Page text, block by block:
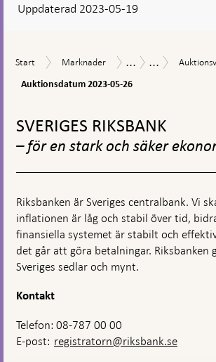
visas
Uppdaterad 2023-05-19
Start
Start Marknader
Marknader ...
Försäljning
...
Auktionsdatum 2023-05-26
toppnavigation
SVERIGES RIKSBANK
– för en stark och säker
Riksbanken är Sveriges centralbank. Vi
inflationen är låg och stabil över tid,
finansiella systemet är stabilt och
det går att göra betalningar. Riksbanken
Sveriges sedlar och mynt.
Kontakt
Telefon: 08-787 00 00
E-post: registratorn@riksbank.se